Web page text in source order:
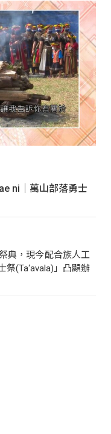
ni｜萬山部落勇士
典，現今配合族人工
(Ta‘avala)」凸顯辦